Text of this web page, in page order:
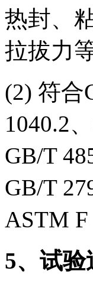
热封、
拉拔力
(2) 符合
1040.2
GB/T
GB/T
ASTM
5、试验